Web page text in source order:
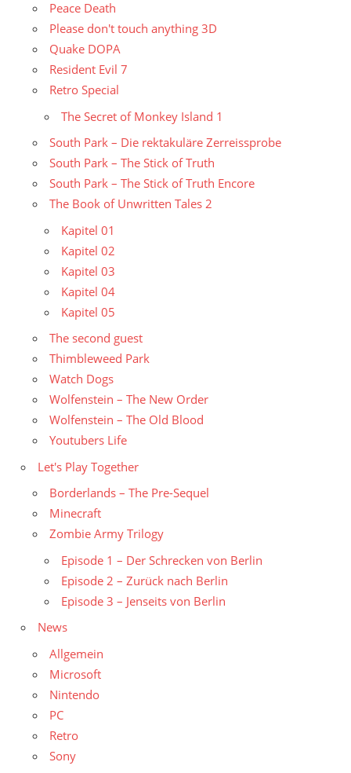
Peace Death
Please don't touch anything 3D
Quake DOPA
Resident Evil 7
Retro Special
The Secret of Monkey Island 1
South Park – Die rektakuläre Zerreissprobe
South Park – The Stick of Truth
South Park – The Stick of Truth Encore
The Book of Unwritten Tales 2
Kapitel 01
Kapitel 02
Kapitel 03
Kapitel 04
Kapitel 05
The second guest
Thimbleweed Park
Watch Dogs
Wolfenstein – The New Order
Wolfenstein – The Old Blood
Youtubers Life
Let's Play Together
Borderlands – The Pre-Sequel
Minecraft
Zombie Army Trilogy
Episode 1 – Der Schrecken von Berlin
Episode 2 – Zurück nach Berlin
Episode 3 – Jenseits von Berlin
News
Allgemein
Microsoft
Nintendo
PC
Retro
Sony